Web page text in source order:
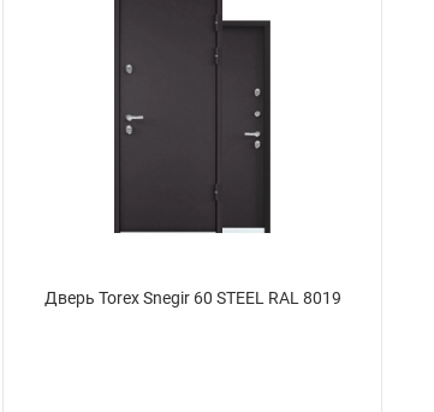
Дверь Torex Snegir 60 STEEL RAL 8019